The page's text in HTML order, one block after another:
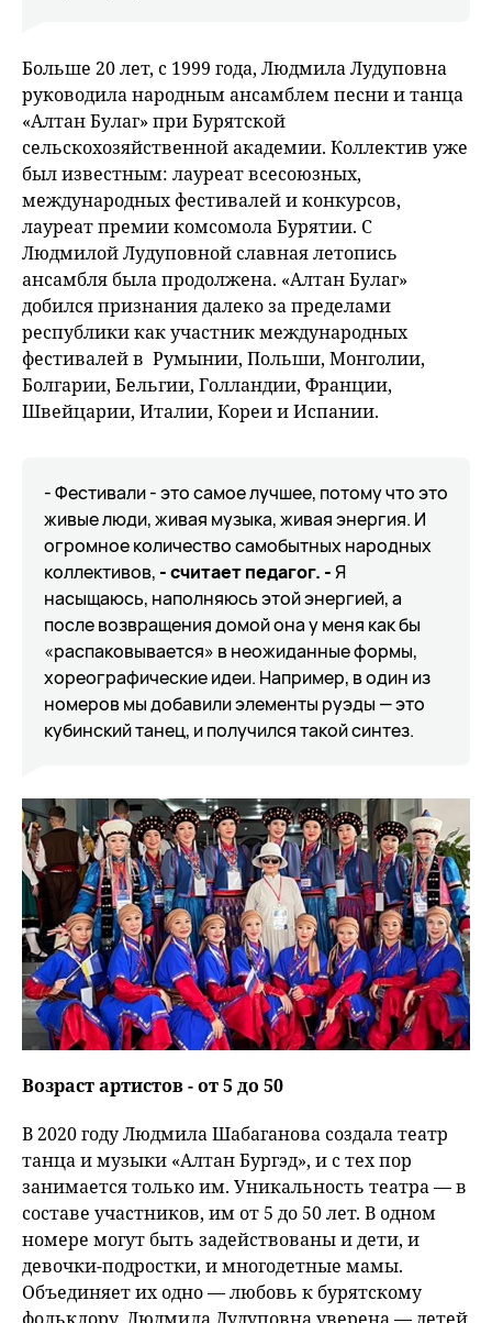
Больше 20 лет, с 1999 года, Людмила Лудуповна
руководила народным ансамблем песни и танца
«Алтан Булаг» при Бурятской
сельскохозяйственной академии. Коллектив уже
был известным: лауреат всесоюзных,
международных фестивалей и конкурсов,
лауреат премии комсомола Бурятии. С
Людмилой Лудуповной славная летопись
ансамбля была продолжена. «Алтан Булаг»
добился признания далеко за пределами
республики как участник международных
фестивалей в Румынии, Польши, Монголии,
Болгарии, Бельгии, Голландии, Франции,
Швейцарии, Италии, Кореи и Испании.
- Фестивали - это самое лучшее, потому что это
живые люди, живая музыка, живая энергия. И
огромное количество самобытных народных
коллективов, - считает педагог. -Я
насыщаюсь, наполняюсь этой энергией, а
после возвращения домой она у меня как бы
«распаковывается» в неожиданные формы,
хореографические идеи. Например, в один из
номеров мы добавили элементы руэды — это
кубинский танец, и получился такой синтез.
Возраст артистов - от 5 до 50
В 2020 году Людмила Шабаганова создала театр
танца и музыки «Алтан Бургэд», и с тех пор
занимается только им. Уникальность театра — в
составе участников, им от 5 до 50 лет. В одном
номере могут быть задействованы и дети, и
девочки-подростки, и многодетные мамы.
Объединяет их одно — любовь к бурятскому